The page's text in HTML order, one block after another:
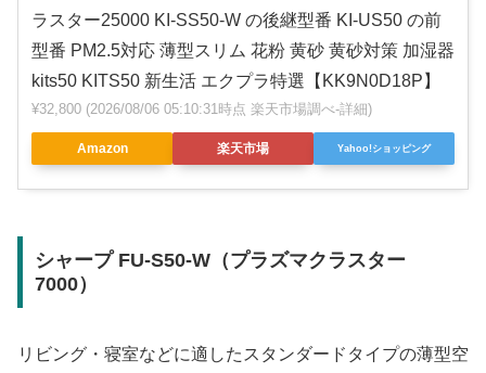
ラスター25000 KI-SS50-W の後継型番 KI-US50 の前
型番 PM2.5対応 薄型スリム 花粉 黄砂 黄砂対策 加湿器
kits50 KITS50 新生活 エクプラ特選【KK9N0D18P】
¥32,800 (2026/08/06 05:10:31時点 楽天市場調べ-詳細)
Amazon 楽天市場 Yahoo!ショッピング
シャープ FU-S50-W（プラズマクラスター
7000）
リビング・寝室などに適したスタンダードタイプの薄型空